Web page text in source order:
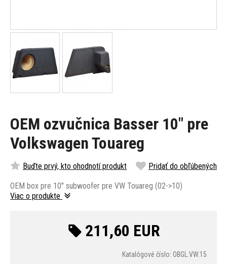
OEM ozvučnica Basser 10" pre
Volkswagen Touareg
Buďte prvý, kto ohodnotí produkt Pridať do obľúbených
OEM box pre 10" subwoofer pre VW Touareg (02->10)
Viac o produkte
211,60 EUR
Katalógové číslo: OBGL.VW.15